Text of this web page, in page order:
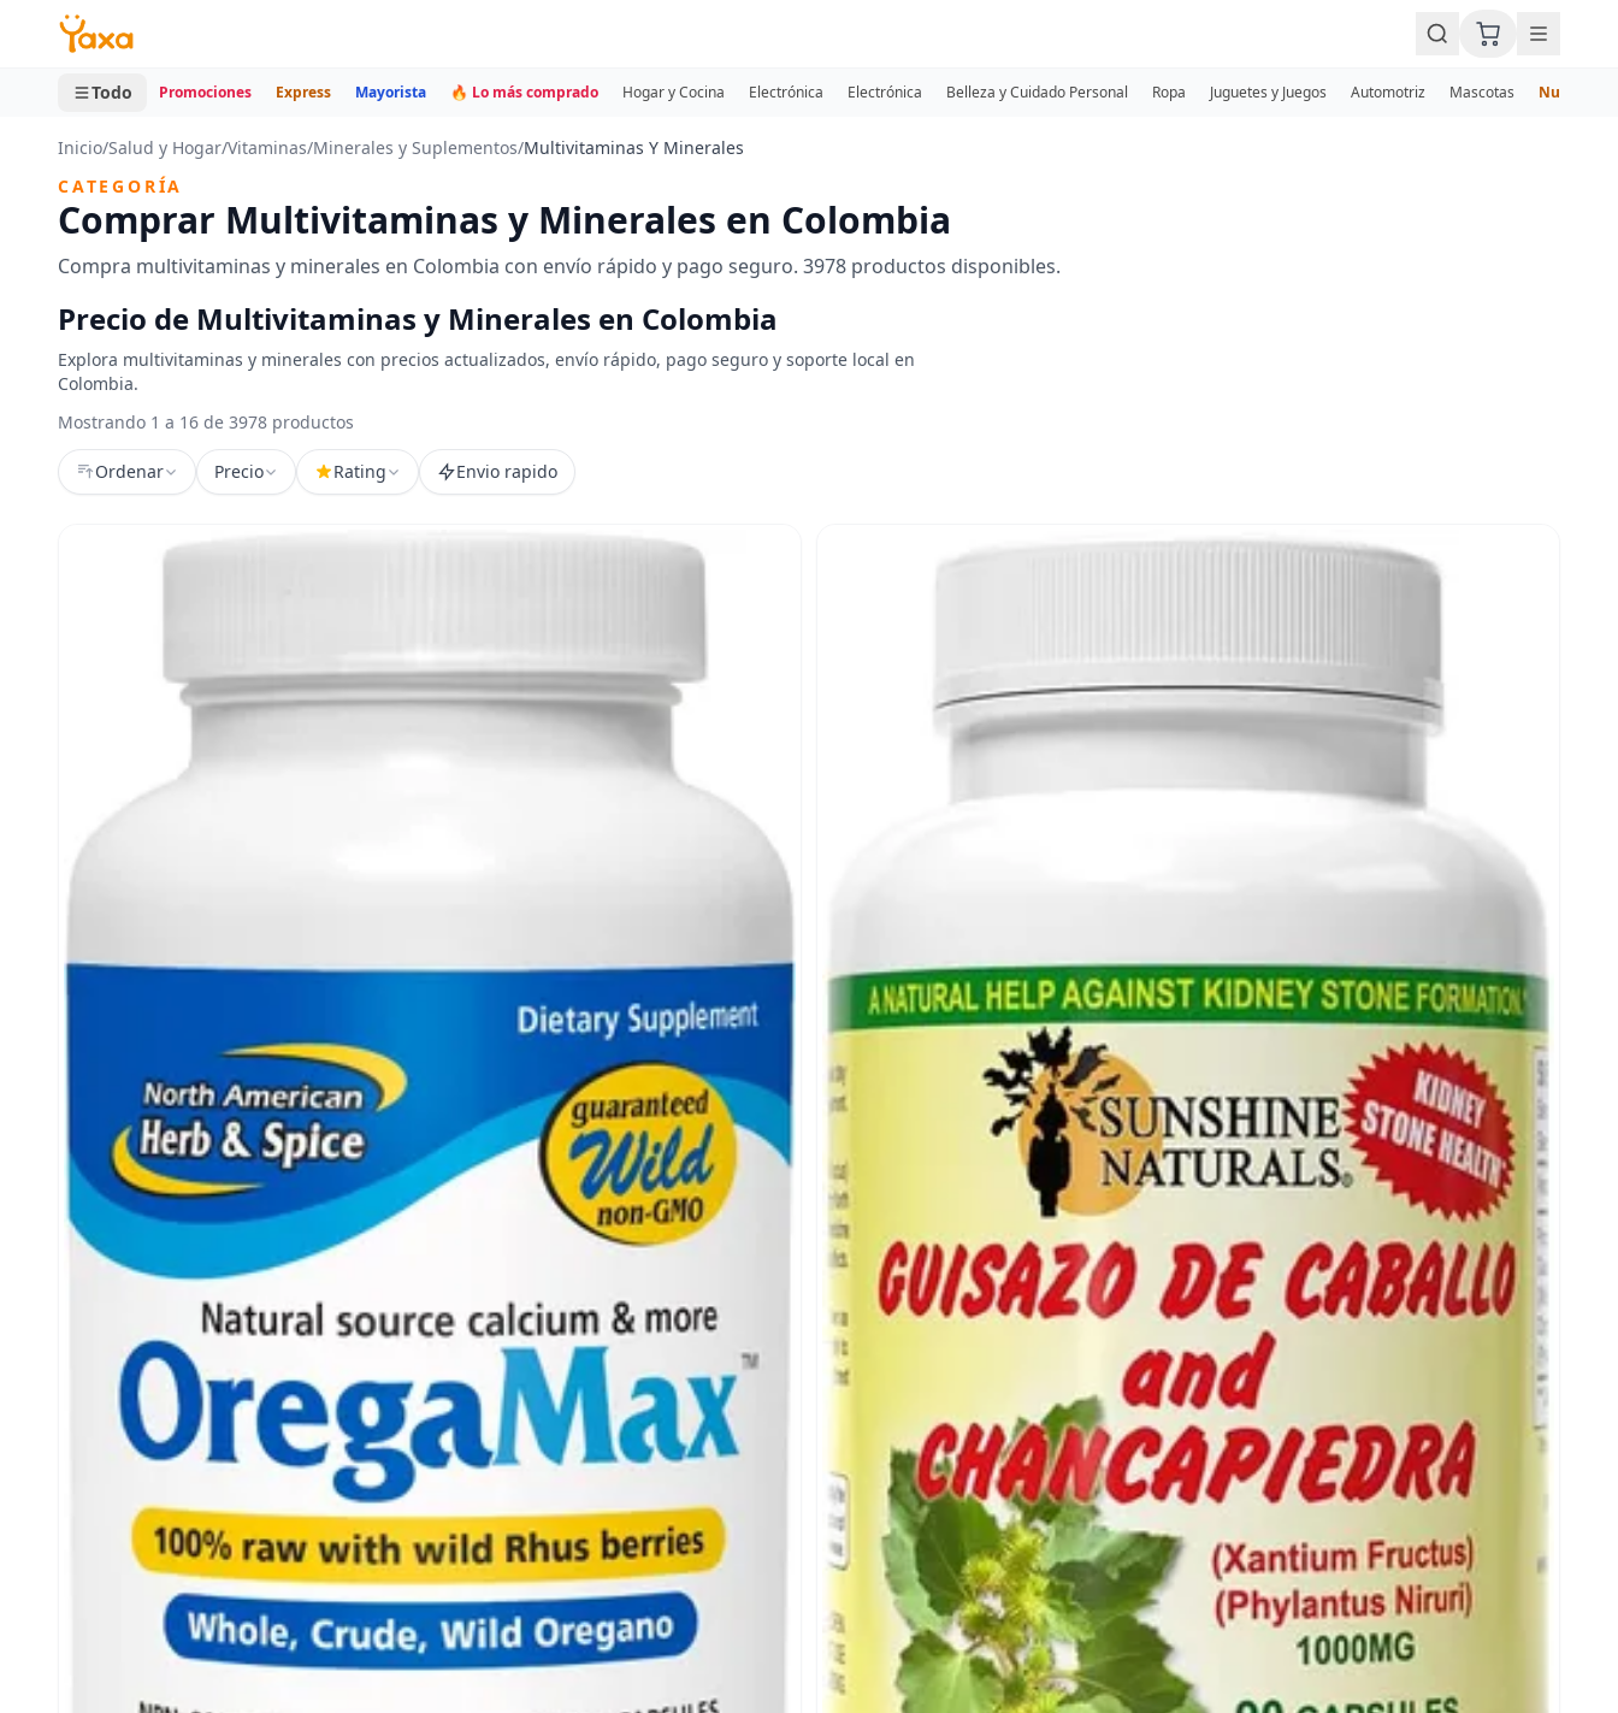
MINI CARRITO
0 productos
Todo Promociones Express Mayorista 🔥 Lo más comprado Hogar y Cocina Electrónica Electrónica Belleza y Cuidado Personal Ropa Juguetes y Juegos Automotriz Mascotas Nuevos
Inicio/Salud y Hogar/Vitaminas/Minerales y Suplementos/Multivitaminas Y Minerales
CATEGORÍA
Comprar Multivitaminas y Minerales en Colombia
Compra multivitaminas y minerales en Colombia con envío rápido y pago seguro. 3978 productos disponibles.
Precio de Multivitaminas y Minerales en Colombia
Explora multivitaminas y minerales con precios actualizados, envío rápido, pago seguro y soporte local en
Colombia.
Mostrando 1 a 16 de 3978 productos
Ordenar Precio Rating Envio rapido